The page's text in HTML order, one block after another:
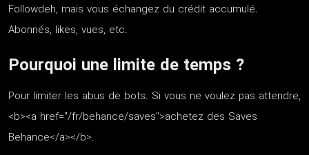
Followdeh, mais vous échangez du crédit accumulé.
Abonnés, likes, vues, etc.
Pourquoi une limite de temps ?
Pour limiter les abus de bots. Si vous ne voulez pas attendre,
<b><a href="/fr/behance/saves">achetez des Saves
Behance</a></b>.